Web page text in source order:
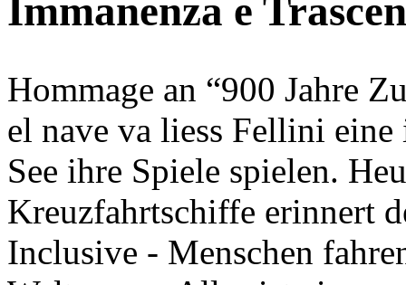
Immanenza e
Hommage an “900 Jahre
el nave va liess Fellini
See ihre Spiele spielen.
Kreuzfahrtschiffe erinnert
Inclusive - Menschen